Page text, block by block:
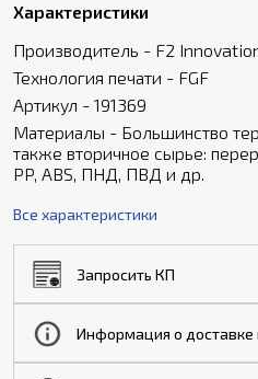
Характеристики
Производитель - F2
Технология печати - FGF
Артикул - 191369
Материалы - Большинство
также вторичное сырье:
PP, ABS, ПНД, ПВД и др.
Все характеристики
Запросить КП
Информация о доставке